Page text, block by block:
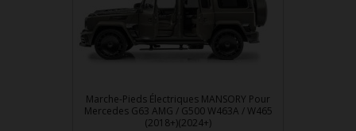
Marche-Pieds Électriques MANSORY Pour
Mercedes G63 AMG / G500 W463A / W465
(2018+)(2024+)